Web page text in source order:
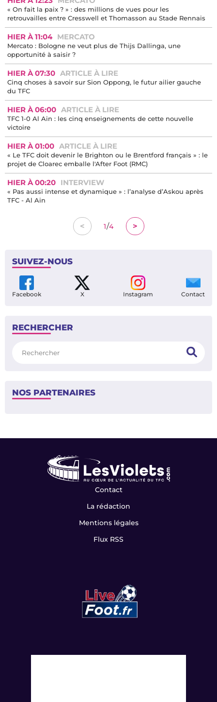
« On fait la paix ? » : des millions de vues pour les
retrouvailles entre Cresswell et Thomasson au Stade Rennais
HIER À 11:04 MERCATO
Mercato : Bologne ne veut plus de Thijs Dallinga, une
opportunité à saisir ?
HIER À 07:30 ARTICLE À LIRE
Cinq choses à savoir sur Sion Oppong, le futur ailier gauche
du TFC
HIER À 06:00 ARTICLE À LIRE
TFC 1-0 Al Ain : les cinq enseignements de cette nouvelle
victoire
HIER À 01:00 ARTICLE À LIRE
« Le TFC doit devenir le Brighton ou le Brentford français » : le
projet de Cloarec emballe l'After Foot (RMC)
HIER À 00:20 INTERVIEW
« Pas aussi intense et dynamique » : l’analyse d’Askou après
TFC - Al Ain
< 1/4 >
SUIVEZ-NOUS
Facebook X Instagram Contact
RECHERCHER
NOS PARTENAIRES
Contact
La rédaction
Mentions légales
Flux RSS